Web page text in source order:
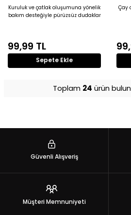
Kuruluk ve çatlak oluşumuna yönelik
bakım desteğiyle pürüzsüz dudaklar
99,99 TL
Sepete Ekle
Çay
Toplam 24 ürün
Güvenli Alışveriş
Müşteri Memnuniyeti